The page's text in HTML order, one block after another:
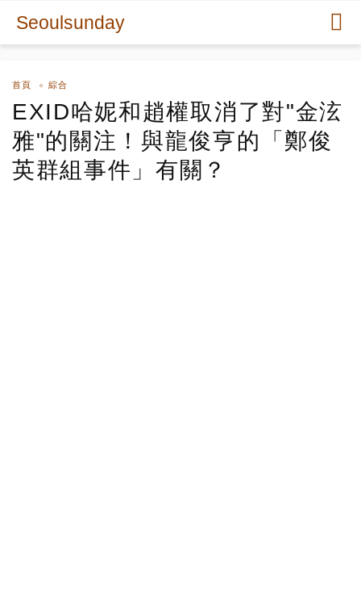
Seoulsunday
首頁 綜合
EXID哈妮和趙權取消了對"金泫
雅"的關注！與龍俊亨的「鄭俊
英群組事件」有關？